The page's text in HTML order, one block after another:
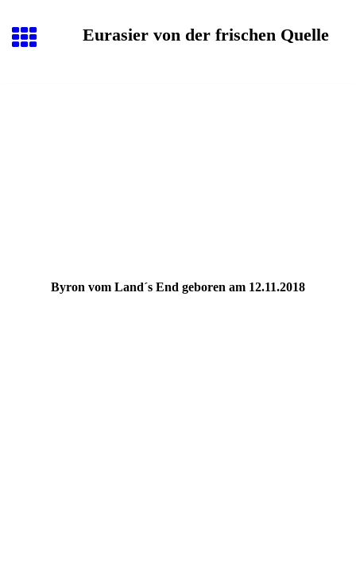
Eurasier von der frischen Quelle
Byron vom Land´s End geboren am 12.11.2018